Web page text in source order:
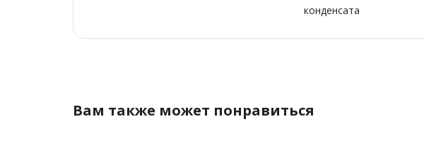
конденсата
Вам также может понравиться